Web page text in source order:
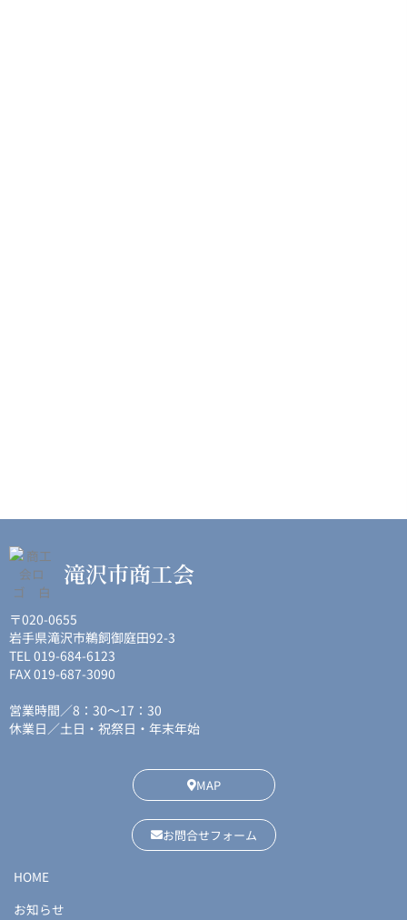
滝沢市商工会
〒020-0655
岩手県滝沢市鵜飼御庭田92-3
TEL 019-684-6123
FAX 019-687-3090
営業時間／8：30〜17：30
休業日／土日・祝祭日・年末年始
MAP
お問合せフォーム
HOME
お知らせ